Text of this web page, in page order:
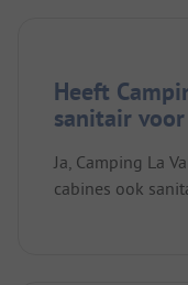
Heeft
sanitair
Ja, Camping La
cabines ook